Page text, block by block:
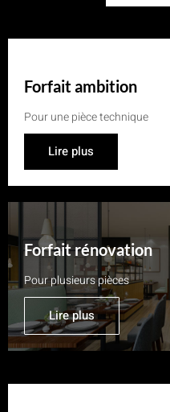
Forfait ambition
Pour une pièce technique
Lire plus
Forfait rénovation
Pour plusieurs pièces
Lire plus